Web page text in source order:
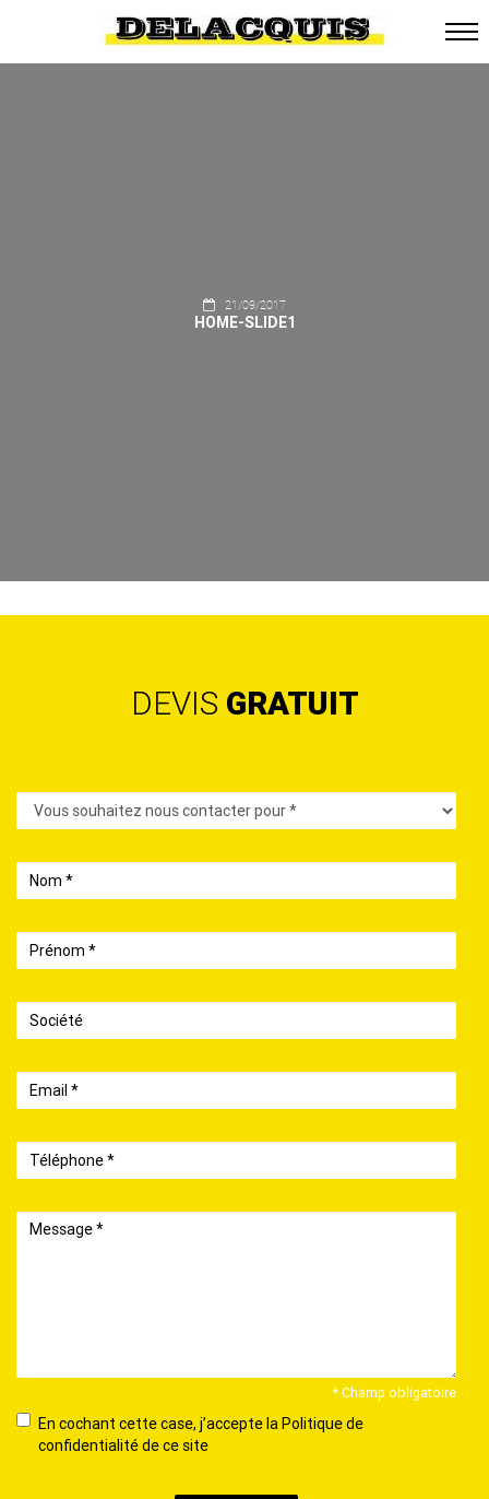
21/09/2017
HOME-SLIDE1
DEVIS GRATUIT
Contact
Nom
Prénom
Société
Email
Téléphone
Message
* Champ obligatoire
En
cochant
En cochant cette case, j’accepte la Politique de
confidentialité de ce site